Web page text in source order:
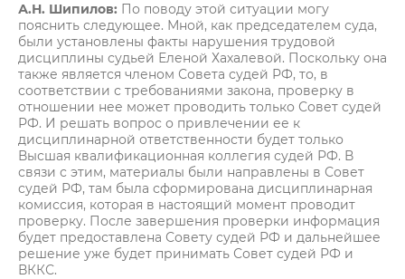
А.Н. Шипилов: По поводу этой ситуации могу
пояснить следующее. Мной, как председателем суда,
были установлены факты нарушения трудовой
дисциплины судьей Еленой Хахалевой. Поскольку она
также является членом Совета судей РФ, то, в
соответствии с требованиями закона, проверку в
отношении нее может проводить только Совет судей
РФ. И решать вопрос о привлечении ее к
дисциплинарной ответственности будет только
Высшая квалификационная коллегия судей РФ. В
связи с этим, материалы были направлены в Совет
судей РФ, там была сформирована дисциплинарная
комиссия, которая в настоящий момент проводит
проверку. После завершения проверки информация
будет предоставлена Совету судей РФ и дальнейшее
решение уже будет принимать Совет судей РФ и
ВККС.